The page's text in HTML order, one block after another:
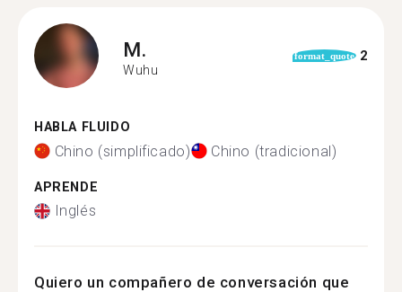
M.
Wuhu
format_quote 2
HABLA FLUIDO
Chino (simplificado) Chino (tradicional)
APRENDE
Inglés
Quiero un compañero de conversación que